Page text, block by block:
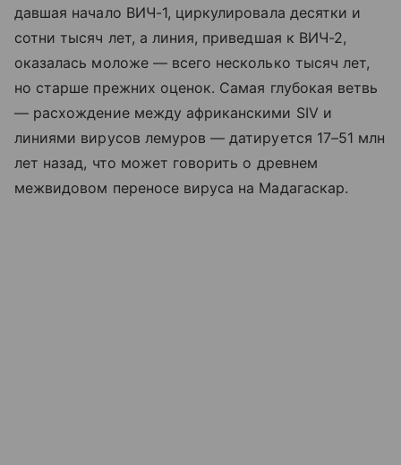
давшая начало ВИЧ-1, циркулировала десятки и
сотни тысяч лет, а линия, приведшая к ВИЧ-2,
оказалась моложе — всего несколько тысяч лет,
но старше прежних оценок. Самая глубокая ветвь
— расхождение между африканскими SIV и
линиями вирусов лемуров — датируется 17–51 млн
лет назад, что может говорить о древнем
межвидовом переносе вируса на Мадагаскар.